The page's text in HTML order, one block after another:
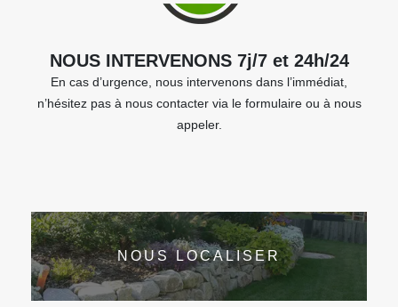
NOUS INTERVENONS 7j/7 et 24h/24
En cas d’urgence, nous intervenons dans l’immédiat,
n’hésitez pas à nous contacter via le formulaire ou à nous
appeler.
NOUS LOCALISER